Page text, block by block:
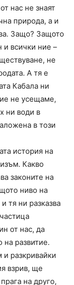
нас не знаят
природа, а и
Защо? Защото
и всички ние –
не
А тя е
Кабала ни
не усещаме,
ни води в
в този
история на
Какво
законите на
ниво на
тя ни разказва
от нас, да
развитие.
и разкривайки
взрив, ще
на друго,